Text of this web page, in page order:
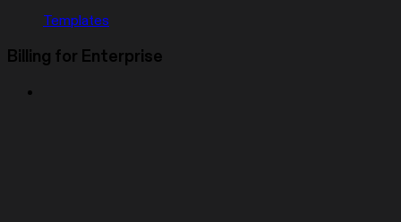
Templates
Billing for Enterprise